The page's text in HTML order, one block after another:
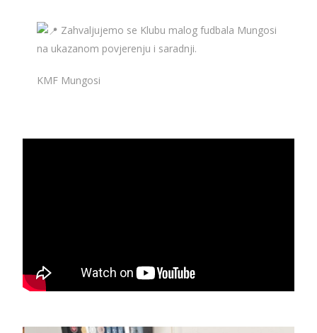
Zahvaljujemo se Klubu malog fudbala Mungosi
na ukazanom povjerenju i saradnji.
KMF Mungosi